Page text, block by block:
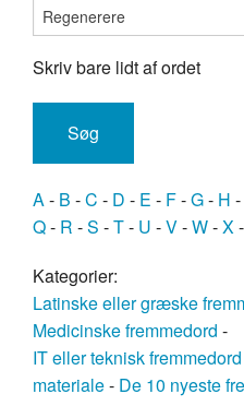
Skriv bare lidt af ordet
A- B -C - D - E - F-G- H -
Q- R -S -T- U -V-W-X-
Kategorier:
Latinske eller græske
Medicinske fremmedord -
IT eller teknisk fremmedord
materiale- De 10 nyeste